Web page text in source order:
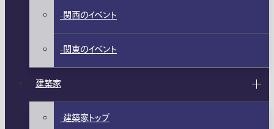
関西のイベント
関東のイベント
建築家
建築家トップ